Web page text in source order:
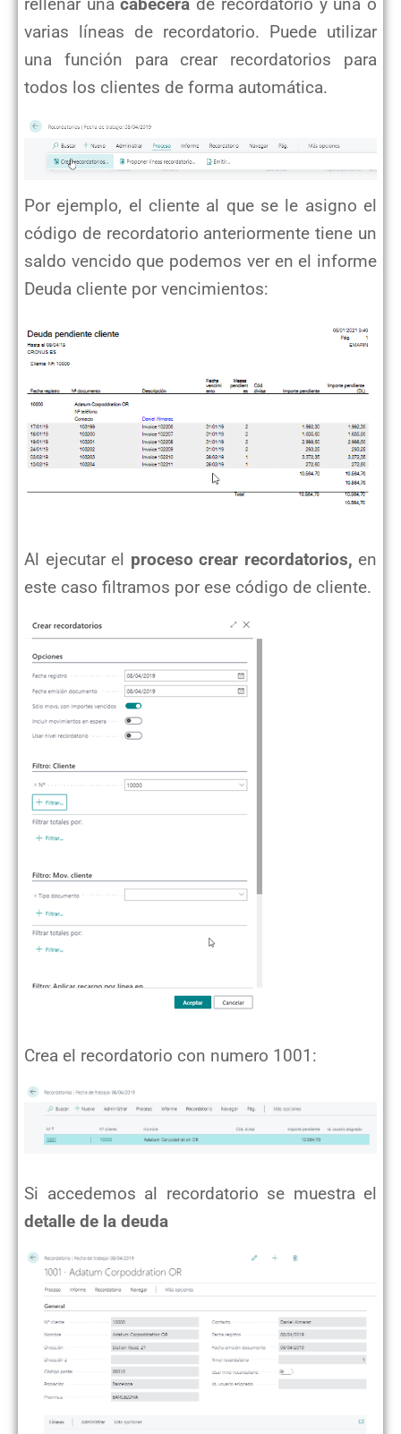
rellenar unacabecera de recordatorio y una o
varias líneas de recordatorio. Puede utilizar
una función para crear recordatorios para
todos los clientes de forma automática.
Por ejemplo, el cliente al que se le asigno el
código de recordatorio anteriormente tiene un
saldo vencido que podemos ver en el informe
Deuda cliente por vencimientos:
Al ejecutar el proceso crear recordatorios, en
este caso filtramos por ese código de cliente.
Crea el recordatorio con numero 1001:
Si accedemos al recordatorio se muestra el
detalle de la deuda